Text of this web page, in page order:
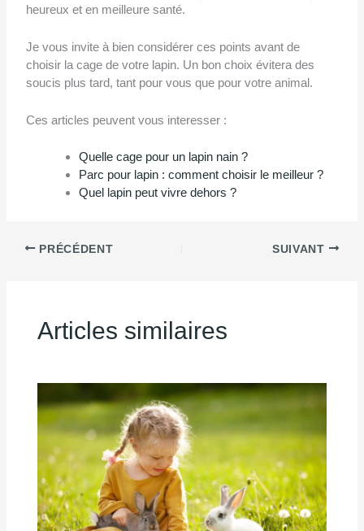
heureux et en meilleure santé.
Je vous invite à bien considérer ces points avant de
choisir la cage de votre lapin. Un bon choix évitera des
soucis plus tard, tant pour vous que pour votre animal.
Ces articles peuvent vous interesser :
Quelle cage pour un lapin nain ?
Parc pour lapin : comment choisir le meilleur ?
Quel lapin peut vivre dehors ?
PRÉCÉDENT SUIVANT
Articles similaires